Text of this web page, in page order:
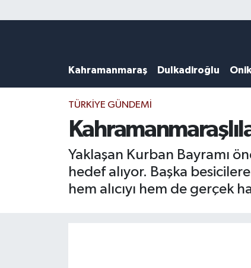
Kahramanmaraş Dulkadiroğlu
TÜRKIYE GÜNDEMI
Yaklaşan Kurban Bayramı
hedef alıyor. Başka
hem alıcıyı hem de gerçek
DULKADİROĞLU
KAHRAMANMARAŞ
ONİKİŞUBAT
ÖZEL HABER
Kahramanmaraş Hava Durumu
Kahramanmaraş Trafik Yoğunluk Haritası
Süper Lig Puan Durumu ve Fikstür
Tüm Manşetler
Son Dakika Haberleri